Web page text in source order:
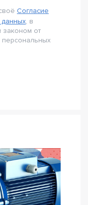
Согласие
, в
законом от